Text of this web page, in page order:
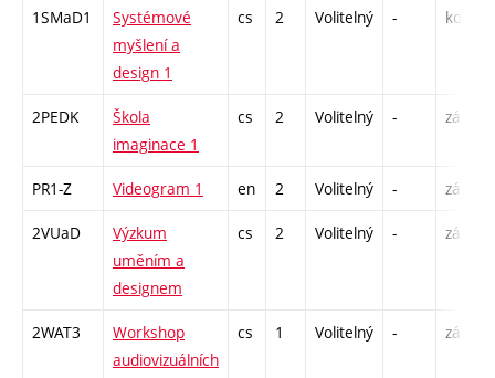
1SMaD1
Systémové
myšlení a
design 1
cs 2 Volitelný - kol
2PEDK
Škola
imaginace 1
cs 2 Volitelný - zá
PR1-Z Videogram 1 en 2 Volitelný - zá
2VUaD
Výzkum
uměním a
designem
cs 2 Volitelný - zá
2WAT3
Workshop
audiovizuálních
cs 1 Volitelný - zá